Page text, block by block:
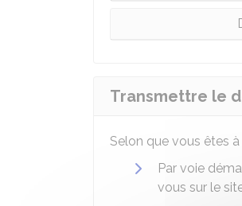
Transmettre le
Selon que vous êtes
Par voie
vous sur le